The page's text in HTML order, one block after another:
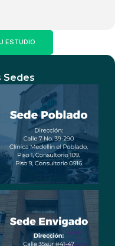
ESTUDIO
Sedes